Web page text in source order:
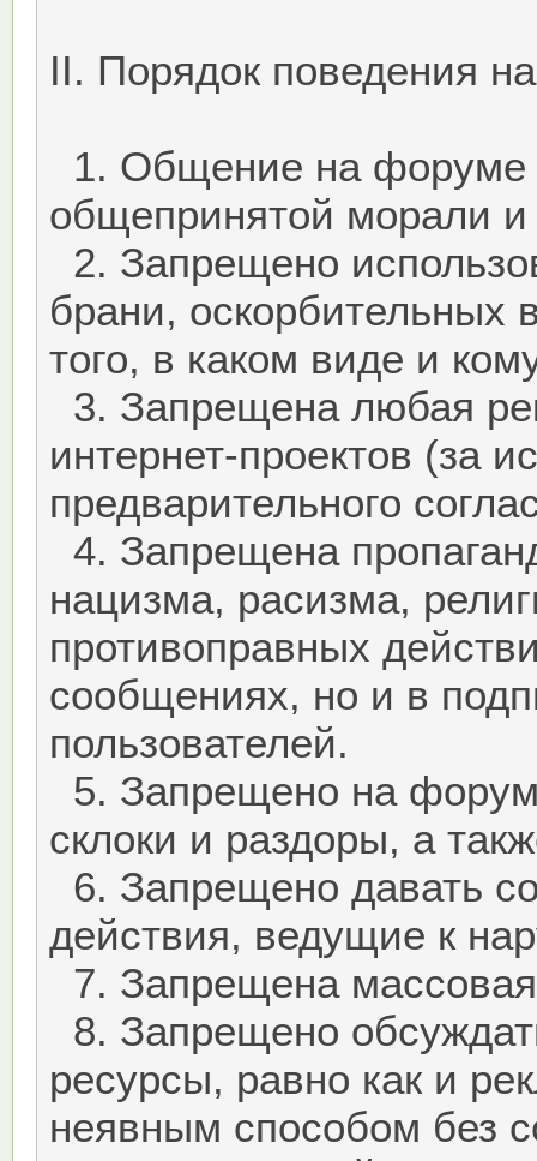
II. Порядок поведения
1. Общение на форуме
общепринятой морали и
2. Запрещено
брани, оскорбительных
того, в каком виде и
3. Запрещена любая
интернет-проектов (за
предварительного
4. Запрещена
нацизма, расизма,
противоправных
сообщениях, но и в
пользователей.
5. Запрещено на
склоки и раздоры, а
6. Запрещено давать
действия, ведущие к
7. Запрещена
8. Запрещено
ресурсы, равно как и
неявным способом без